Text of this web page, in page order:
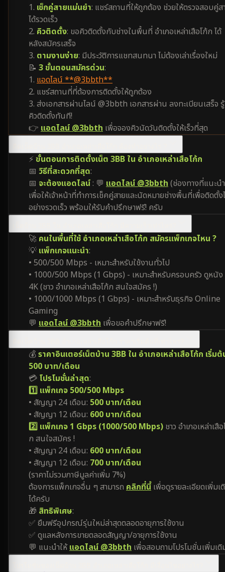
1. เช็กคู่สายแม่นยำ: แชร์สถานที่ให้ถูกต้อง ช่วยให้ตรวจสอบคู่ส
ได้รวดเร็ว
2. คิวติดตั้ง: ขอคิวติดตั้งกับช่างในพื้นที่ อำเภอเหล่าเสือโก้ก ได้
หลังสมัครเสร็จ
3. ตามงานง่าย: มีประวัติการแชทสนทนา ไม่ต้องเล่าเรื่องใหม่
📝 3 ขั้นตอนสมัครด่วน:
1. แอดไลน์ **@3bbth**
2. แชร์สถานที่ที่ต้องการติดตั้งให้ถูกต้อง
3. ส่งเอกสารผ่านไลน์ @3bbth เอกสารผ่าน ลงทะเบียนเสร็จ รู้
คิวติดตั้งทันที!
👉 แอดไลน์ @3bbth เพื่อจองคิวนัดวันติดตั้งให้เร็วที่สุด
⚡ ขั้นตอนการติดตั้งเน็ต 3BB ใน อำเภอเหล่าเสือโก้ก
📅 วิธีที่สะดวกที่สุด:
📅 จะต้องแอดไลน์: 💬 แอดไลน์ @3bbth(ช่องทางที่แนะน
เพื่อให้เจ้าหน้าที่ทำการเช็คคู่สายและนัดหมายช่างพื้นที่เพื่อติดตั้ง
อย่างรวดเร็ว พร้อมให้รับคำปรึกษาฟรี! ครับ
🚀 คนในพื้นที่ใช้ อำเภอเหล่าเสือโก้ก สมัครแพ็กเกจไหน ?
💡 แพ็กเกจแนะนำ:
• 500/500 Mbps - เหมาะสำหรับใช้งานทั่วไป
• 1000/500 Mbps (1 Gbps) - เหมาะสำหรับครอบครัว ดูหนัง
4K (ชาว อำเภอเหล่าเสือโก้ก สนใจสมัคร !)
• 1000/1000 Mbps (1 Gbps) - เหมาะสำหรับธุรกิจ Online
Gaming
💬 แอดไลน์ @3bbth เพื่อขอคำปรึกษาฟรี!
💰ราคาอินเตอร์เน็ตบ้าน 3BB ใน อำเภอเหล่าเสือโก้ก เริ่ม
500 บาท/เดือน
💳 โปรโมชั่นล่าสุด:
1️⃣ แพ็กเกจ 500/500 Mbps
• สัญญา 24 เดือน: 500 บาท/เดือน
• สัญญา 12 เดือน: 600 บาท/เดือน
2️⃣ แพ็กเกจ 1 Gbps (1000/500 Mbps) ชาว อำเภอเหล่าเสื
ก สนใจสมัคร !
• สัญญา 24 เดือน: 600 บาท/เดือน
• สัญญา 12 เดือน: 700 บาท/เดือน
(ราคาไม่รวมภาษีมูลค่าเพิ่ม 7%)
ต้องการแพ็กเกจอื่น ๆ สามารถ คลิกที่นี้ เพื่อดูรายละเอียดเพิ่มเ
ได้ครับ
🎁 สิทธิพิเศษ:
✅ ยืมฟรีอุปกรณ์รุ่นใหม่ล่าสุดตลอดอายุการใช้งาน
✅ ดูแลหลังการขายตลอดสัญญา/อายุการใช้งาน
💬 แนะนำให้แอดไลน์ @3bbth เพื่อสอบถามโปรโมชั่นเพิ่มเติ